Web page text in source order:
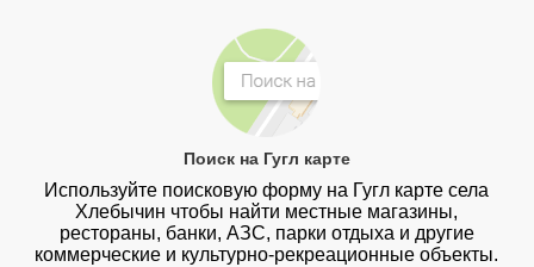
Поиск на Гугл карте
Используйте поисковую форму на Гугл карте села
Хлебычин чтобы найти местные магазины,
рестораны, банки, АЗС, парки отдыха и другие
коммерческие и культурно-рекреационные объекты.